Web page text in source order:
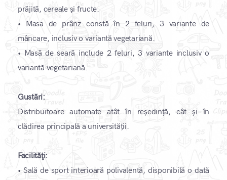
prăjită, cereale și fructe.
• Masa de prânz constă în 2 feluri, 3 variante de
mâncare, inclusiv o variantă vegetariană.
• Masă de seară include 2 feluri, 3 variante inclusiv o
variantă vegetariană.
Gustări:
Distribuitoare automate atât în ​​reședință, cât și în
clădirea principală a universității.
Facilităţi:
• Sală de sport interioară polivalentă, disponibilă o dată